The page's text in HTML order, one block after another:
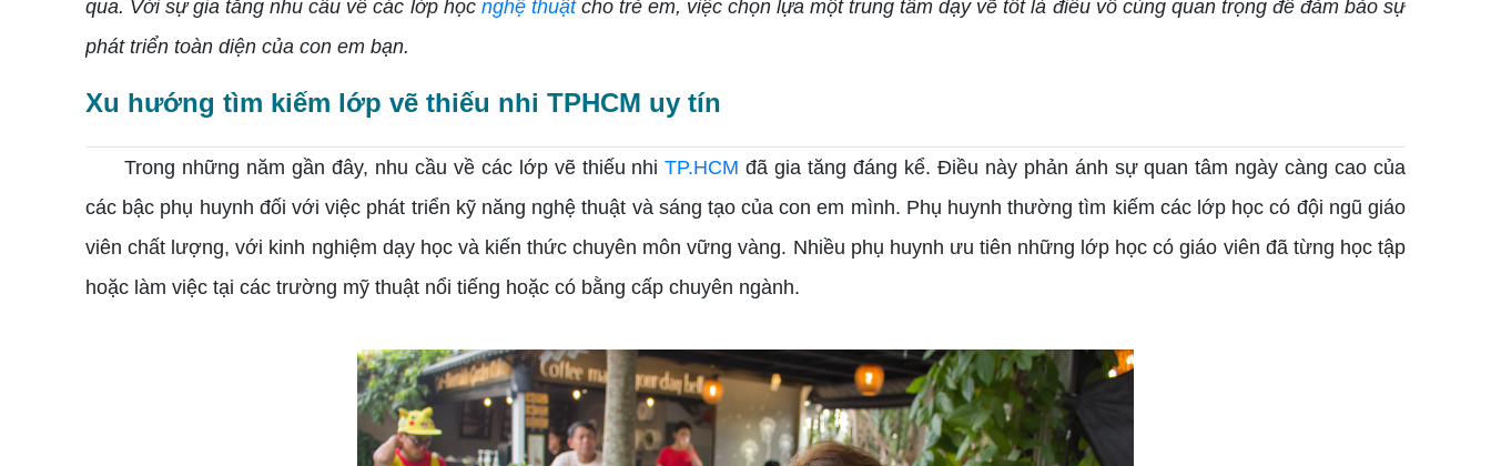
qua. Với sự gia tăng nhu cầu về các lớp học nghệ thuậtcho trẻ em, việc chọn lựa một trung tâm dạy vẽ tốt là điều vô cùng quan trọng để đảm bảo sự
phát triển toàn diện của con em bạn.
Xu hướng tìm kiếm lớp vẽ thiếu nhi TPHCM uy tín
Trong những năm gần đây, nhu cầu về các lớp vẽ thiếu nhiTP.HCM đã gia tăng đáng kể. Điều này phản ánh sự quan tâm ngày càng cao của
các bậc phụ huynh đối với việc phát triển kỹ năng nghệ thuật và sáng tạo của con em mình. Phụ huynh thường tìm kiếm các lớp học có đội ngũ giáo
viên chất lượng, với kinh nghiệm dạy học và kiến thức chuyên môn vững vàng. Nhiều phụ huynh ưu tiên những lớp học có giáo viên đã từng học tập
hoặc làm việc tại các trường mỹ thuật nổi tiếng hoặc có bằng cấp chuyên ngành.